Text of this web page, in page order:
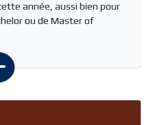
année, aussi bien pour
ou de Master of